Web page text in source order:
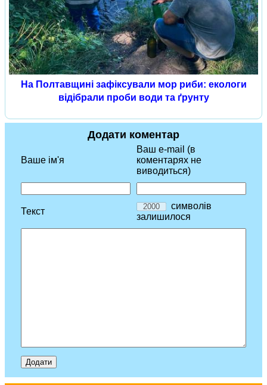
На Полтавщині зафіксували мор риби: екологи
відібрали проби води та ґрунту
Додати коментар
Ваше ім'я
Ваш e-mail (в
коментарях не
виводиться)
Текст
символів
залишилося